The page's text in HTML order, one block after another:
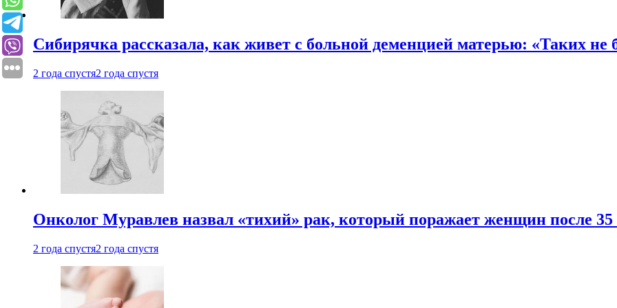
Сибирячка рассказала, как живет с больной деменцией матерью: «Таких не
2 года спустя2 года спустя
Онколог Муравлев назвал «тихий» рак, который поражает женщин после 35
2 года спустя2 года спустя